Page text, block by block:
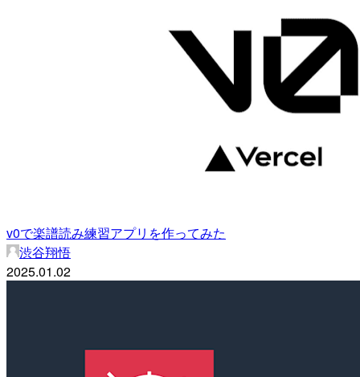
v0で楽譜読み練習アプリを作ってみた
渋谷翔悟
2025.01.02